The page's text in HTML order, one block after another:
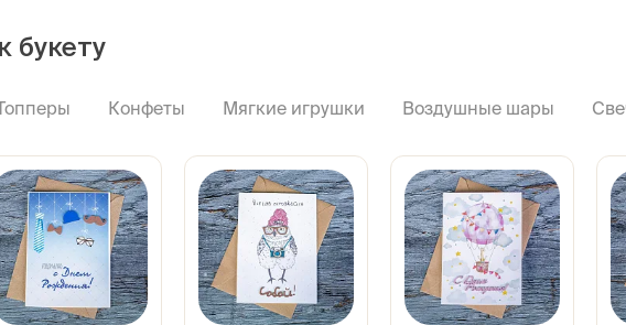
букету
Конфеты Мягкие игрушки Воздушные шары